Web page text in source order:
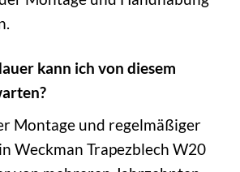
kann ich von diesem
Montage und regelmäßiger
Weckman Trapezblech W20